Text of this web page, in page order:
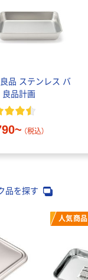
品 ステンレス バ
良品計画
（税込）
品を探す
人気商品